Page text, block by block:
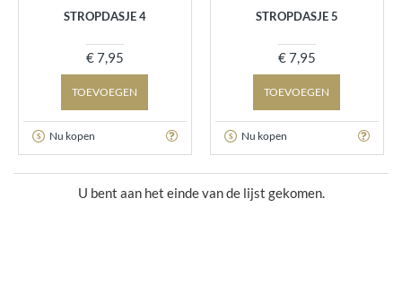
STROPDASJE 4
€ 7,95
TOEVOEGEN
Nu kopen
STROPDASJE 5
€ 7,95
TOEVOEGEN
Nu kopen
U bent aan het einde van de lijst gekomen.